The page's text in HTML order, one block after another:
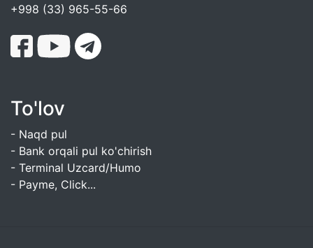
+998 (33) 965-55-66
To'lov
- Naqd pul
- Bank orqali pul ko'chirish
- Terminal Uzcard/Humo
- Payme, Click...